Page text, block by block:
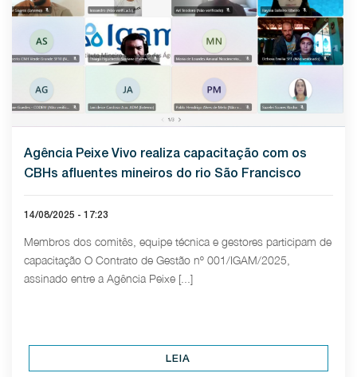
Agência Peixe Vivo realiza capacitação com os
CBHs afluentes mineiros do rio São Francisco
14/08/2025 - 17:23
Membros dos comitês, equipe técnica e gestores participam de
capacitação O Contrato de Gestão nº 001/IGAM/2025,
assinado entre a Agência Peixe [...]
LEIA